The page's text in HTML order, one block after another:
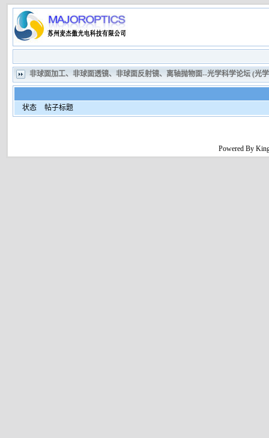
非球面加工、非球面透镜、非球面反射镜、离轴抛物面--光学科学论坛 (光
状态 帖子标题
Powered By